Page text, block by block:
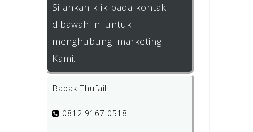
Silahkan klik pada kontak
dibawah ini untuk
menghubungi marketing
Kami.
Bapak Thufail
0812 9167 0518